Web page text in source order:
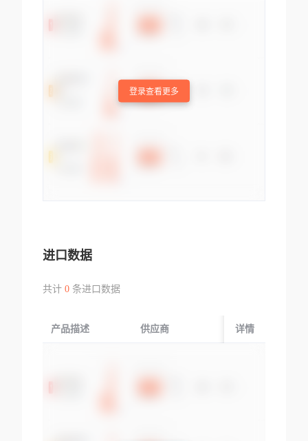
登录查看更多
进口数据
共计 0条进口数据
产品描述 供应商 起运国/地区
详情